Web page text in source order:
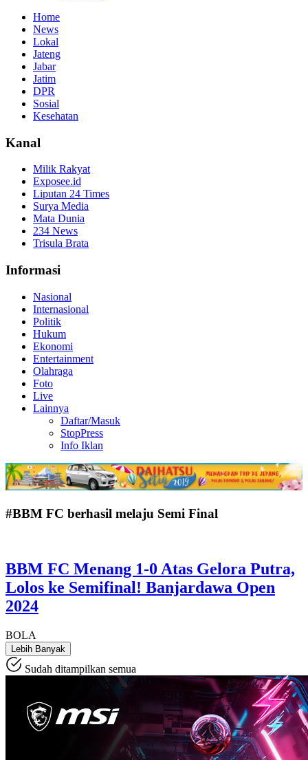
Home
News
Lokal
Jateng
Jabar
Jatim
DPR
Sosial
Kesehatan
Kanal
Milik Rakyat
Exposee.id
Liputan 24 Times
Surya Media
Mata Dunia
234 News
Trisula Brata
Informasi
Nasional
Internasional
Politik
Hukum
Ekonomi
Entertainment
Olahraga
Foto
Live
Lainnya
Daftar/Masuk
StopPress
Info Iklan
#BBM FC berhasil melaju Semi Final
BBM FC Menang 1-0 Atas Gelora Putra,
Lolos ke Semifinal! Banjardawa Open
2024
BOLA
Lebih Banyak
Sudah ditampilkan semua